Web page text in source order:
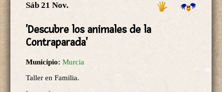
Sáb 21 Nov.
'Descubre los animales de la
Contraparada'
Municipio: Murcia
Taller en Familia.